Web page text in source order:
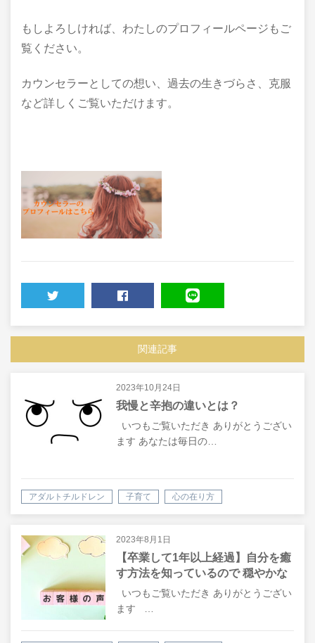
もしよろしければ、わたしのプロフィールページもご
覧ください。
カウンセラーとしての想い、過去の生きづらさ、克服
など詳しくご覧いただけます。
関連記事
2023年10月24日
我慢と辛抱の違いとは？
いつもご覧いただき ありがとうござい
ます あなたは毎日の…
アダルトチルドレン 子育て 心の在り方
2023年8月1日
【卒業して1年以上経過】自分を癒
す方法を知っているので 穏やかな
日々が過ごせています。
いつもご覧いただき ありがとうござい
ます …